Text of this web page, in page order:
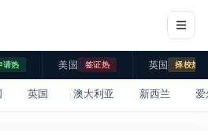
请热 美国 签证热 英国 择校热
英国 澳大利亚 新西兰 爱